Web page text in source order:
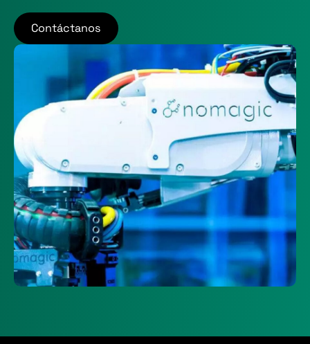
Contáctanos